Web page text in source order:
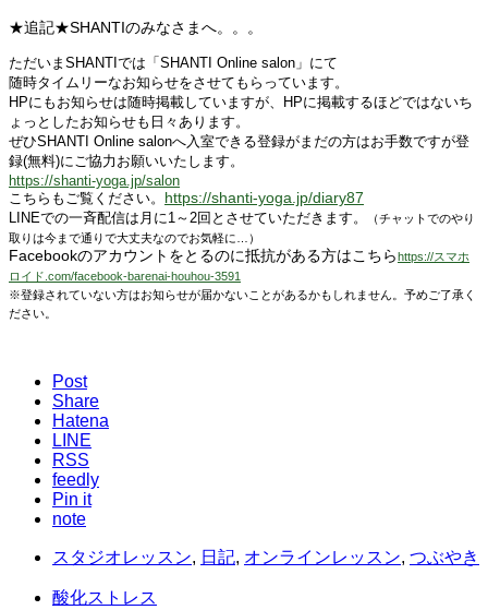
★追記★SHANTIのみなさまへ。。。
ただいまSHANTIでは「SHANTI Online salon」にて
随時タイムリーなお知らせをさせてもらっています。
HPにもお知らせは随時掲載していますが、
HPに掲載するほどではないち
ょっとしたお知らせも日々あります。
ぜひSHANTI Online salonへ入室できる登録がまだの方はお手数ですが登
録(無料)にご協力お願いいたします。
https://shanti-yoga.jp/salon
こちらもご覧ください。 https://shanti-yoga.jp/diary87
LINEでの一斉配信は月に1～2回とさせていただきます。
（チャットでのやり
取りは今まで通りで大丈夫なのでお気軽に…）
Facebookのアカウントをとるのに抵抗がある方はこちらhttps://スマホ
ロイド.com/facebook-barenai-houhou-3591
※登録されていない方はお知らせが届かないことがあるかもしれません。予めご了承く
ださい。
Post
Share
Hatena
LINE
RSS
feedly
Pin it
note
スタジオレッスン, 日記, オンラインレッスン, つぶやき
酸化ストレス